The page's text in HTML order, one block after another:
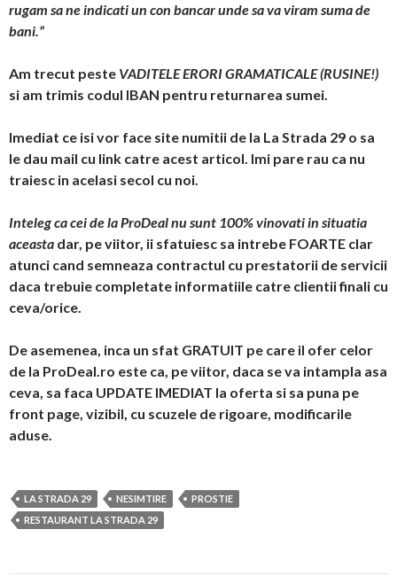
rugam sa ne indicati un con bancar unde sa va viram suma de
bani.”
Am trecut peste VADITELE ERORI GRAMATICALE (RUSINE!)
si am trimis codul IBAN pentru returnarea sumei.
Imediat ce isi vor face site numitii de la La Strada 29 o sa
le dau mail cu link catre acest articol. Imi pare rau ca nu
traiesc in acelasi secol cu noi.
Inteleg ca cei de la ProDeal nu sunt 100% vinovati in situatia
aceasta dar, pe viitor, ii sfatuiesc sa intrebe FOARTE clar
atunci cand semneaza contractul cu prestatorii de servicii
daca trebuie completate informatiile catre clientii finali cu
ceva/orice.
De asemenea, inca un sfat GRATUIT pe care il ofer celor
de la ProDeal.ro este ca, pe viitor, daca se va intampla asa
ceva, sa faca UPDATE IMEDIAT la oferta si sa puna pe
front page, vizibil, cu scuzele de rigoare, modificarile
aduse.
LA STRADA 29 NESIMTIRE
PROSTIE
RESTAURANT LA STRADA 29